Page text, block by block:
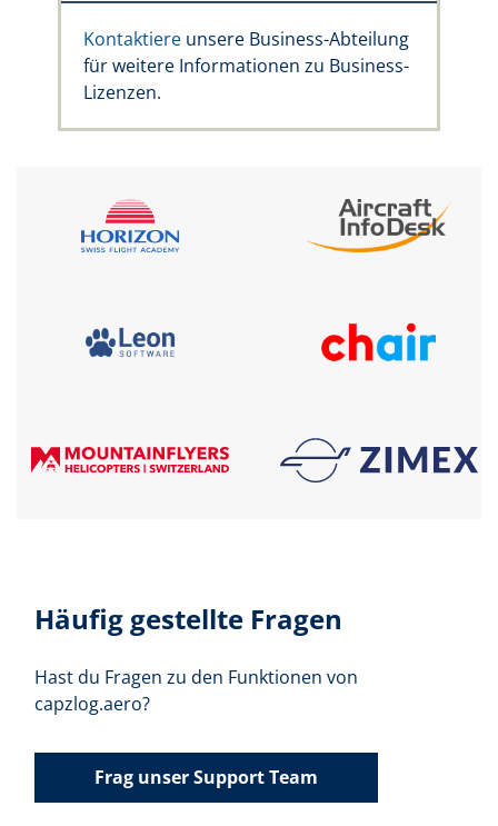
Kontaktiere unsere Business-Abteilung
für weitere Informationen zu Business-
Lizenzen.
Häufig gestellte Fragen
Hast du Fragen zu den Funktionen von
capzlog.aero?
Frag unser Support Team